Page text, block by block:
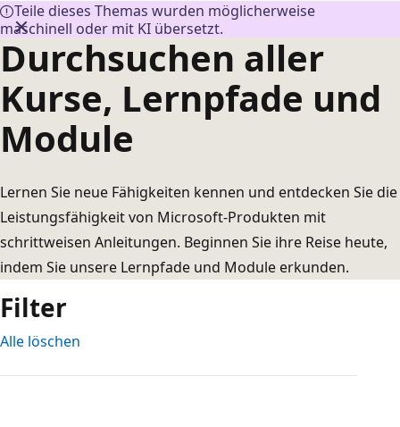
Teile dieses Themas wurden möglicherweise
maschinell oder mit KI übersetzt.
Durchsuchen aller
Kurse, Lernpfade und
Module
Lernen Sie neue Fähigkeiten kennen und entdecken Sie die
Leistungsfähigkeit von Microsoft-Produkten mit
schrittweisen Anleitungen. Beginnen Sie ihre Reise heute,
indem Sie unsere Lernpfade und Module erkunden.
Filter
Alle löschen